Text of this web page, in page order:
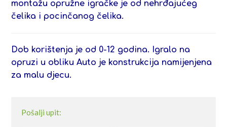
montažu opružne igračke je od nehrđajućeg
čelika i pocinčanog čelika.
Dob korištenja je od 0-12 godina.
Igralo na
opruzi u obliku Auto je konstrukcija namijenjena
za malu djecu.
Pošalji upit: